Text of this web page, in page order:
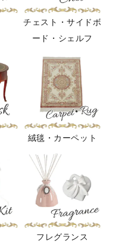
チェスト・サイドボ
ード・シェルフ
絨毯・カーペット
フレグランス